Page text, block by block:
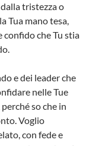
tristezza o
Tua mano tesa,
confido che Tu stia
e dei leader che
nelle Tue
so che in
Voglio
con fede e